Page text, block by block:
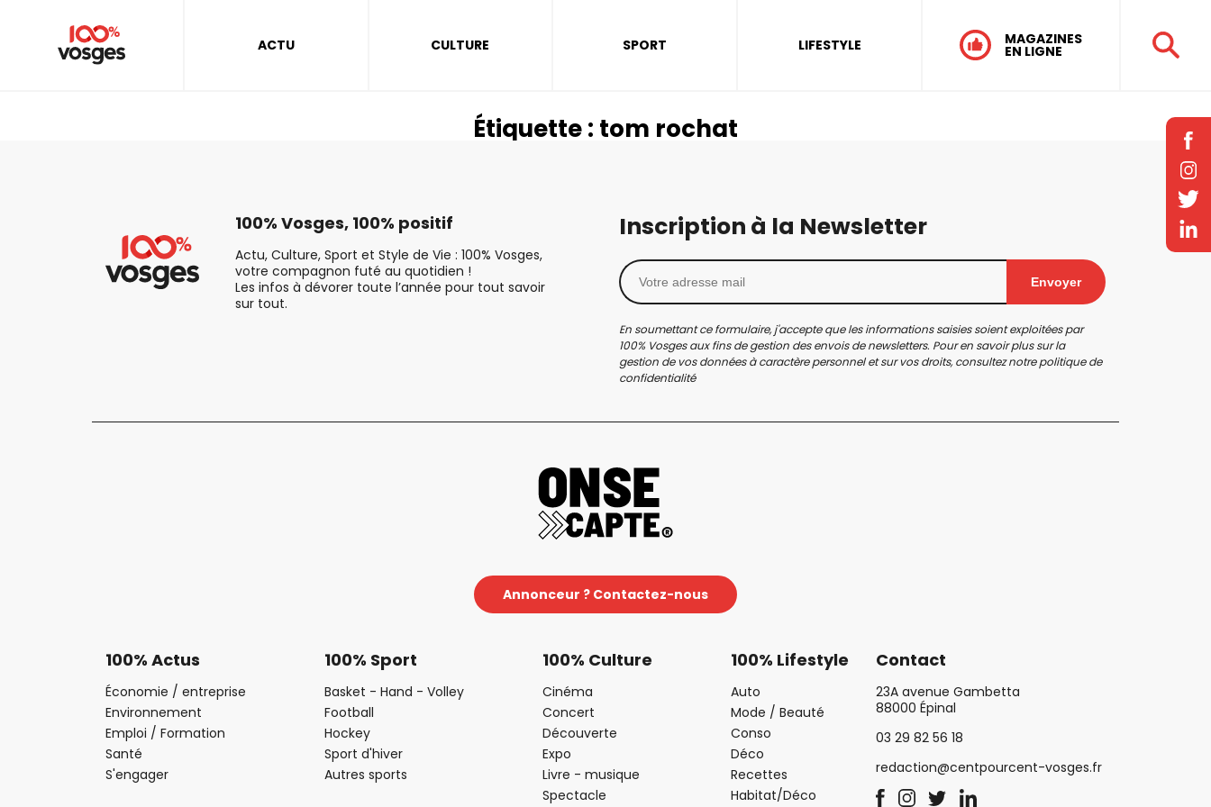
ACTU CULTURE SPORT LIFESTYLE MAGAZINES
EN LIGNE
Étiquette : tom rochat
100% Vosges, 100% positif
Actu, Culture, Sport et Style de Vie : 100% Vosges,
votre compagnon futé au quotidien !
Les infos à dévorer toute l’année pour tout savoir
sur tout.
Inscription à la Newsletter
Envoyer
En soumettant ce formulaire, j'accepte que les informations saisies soient exploitées par
100% Vosges aux fins de gestion des envois de newsletters. Pour en savoir plus sur la
gestion de vos données à caractère personnel et sur vos droits, consultez notrepolitique de
confidentialité
Annonceur ? Contactez-nous
100% Actus
Économie / entreprise
Environnement
Emploi / Formation
Santé
S'engager
100% Sport
Basket - Hand - Volley
Football
Hockey
Sport d'hiver
Autres sports
100% Culture
Cinéma
Concert
Découverte
Expo
Livre - musique
Spectacle
100% Lifestyle
Auto
Mode / Beauté
Conso
Déco
Recettes
Habitat/Déco
Contact
23A avenue Gambetta
88000 Épinal
03 29 82 56 18
redaction@centpourcent-vosges.fr